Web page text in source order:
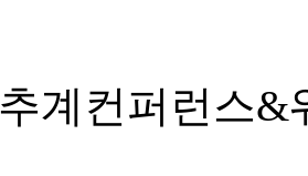
계컨퍼런스&